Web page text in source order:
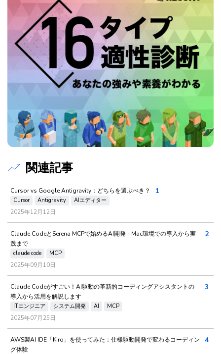
関連記事
Cursor vs Google Antigravity：どちらを選ぶべき？
Cursor Antigravity AIエディター
2025年12月12日
1
Claude CodeとSerena MCPで始めるAI開発 - Mac環境での導入から実
践まで
claude code MCP
2025年09月10日
2
Claude Codeがすごい！AI駆動の革新的コーディングアシスタントの
導入から活用を解説します
ITエンジニア システム開発 AI MCP
2025年07月25日
3
AWS製AI IDE「Kiro」を使ってみた：仕様駆動開発で変わるコーディン
グ体験
4